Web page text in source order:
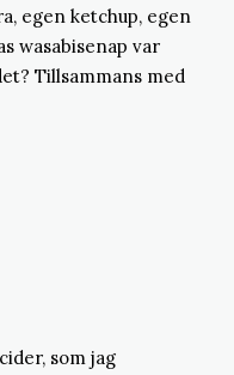
egen ketchup, egen
wasabisenap var
Tillsammans med
som jag